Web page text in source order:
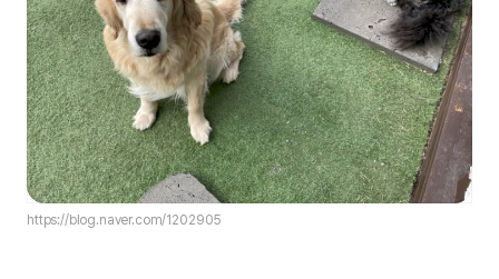
https://blog.naver.com/1202905